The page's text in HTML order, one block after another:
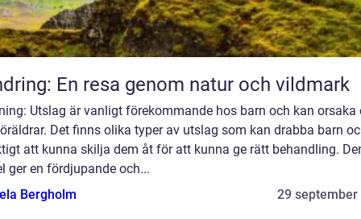
En resa genom natur och vildmark
Utslag är vanligt förekommande hos barn och kan orsaka
Det finns olika typer av utslag som kan drabba barn
att kunna skilja dem åt för att kunna ge rätt behandling.
ger en fördjupande och...
Bergholm
29 september